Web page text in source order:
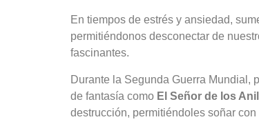
En tiempos de estrés y ansiedad,
permitiéndonos desconectar de
fascinantes.
Durante la Segunda Guerra Mundial,
de fantasía como El Señor de los
destrucción, permitiéndoles soñar